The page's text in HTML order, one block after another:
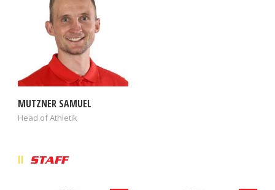
MUTZNER SAMUEL
Head of Athletik
STAFF